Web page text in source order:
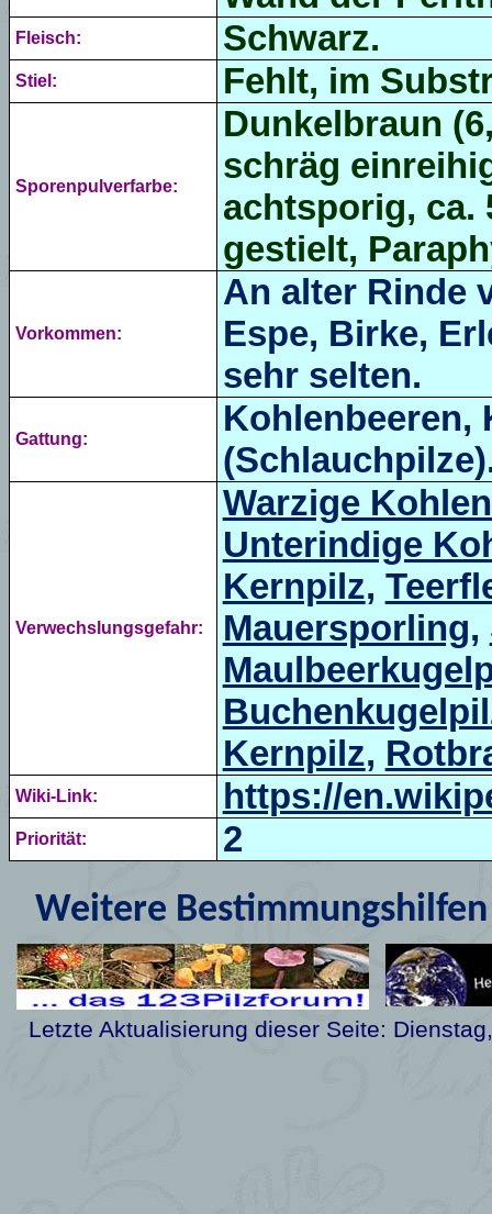
Fleisch: Schwarz.
Stiel: Fehlt, im
Sporenpulverfarbe:
Dunkelbraun
schräg
achtsporig, ca.
gestielt,
Vorkommen:
An alter Rinde
Espe, Birke,
sehr selten.
Gattung:
Verwechslungsgefahr:
Warzige
Unterindige
Kernpilz,
Mauersporling,
Kernpilz,
Wiki-Link: https://
Priorität: 2
Weitere
Letzte Aktualisierung dieser Seite: